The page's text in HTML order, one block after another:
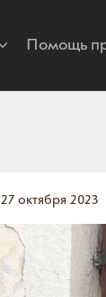
Помощь
27 октября 2023